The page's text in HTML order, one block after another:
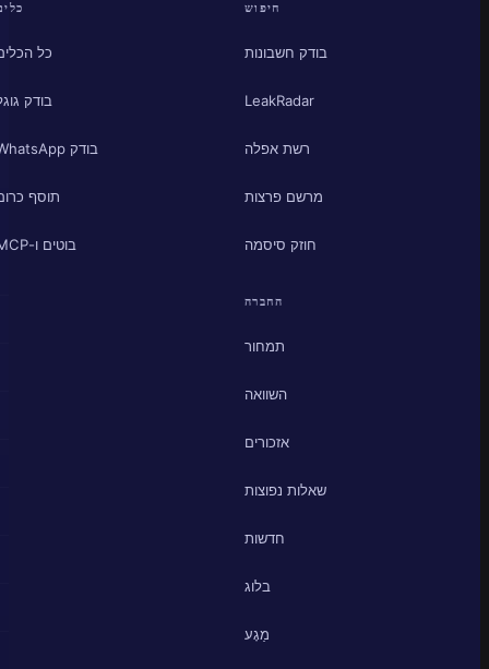
חיפוש
בודק חשבונות
LeakRadar
רשת אפלה
מרשם פרצות
חוזק סיסמה
כלים
כל הכלים
בודק גוגל
בודק WhatsApp
תוסף כרום
בוטים ו-MCP
החברה
תמחור
השוואה
אזכורים
שאלות נפוצות
חדשות
בלוג
מַגָע